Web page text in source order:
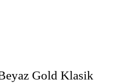
Gold Klasik